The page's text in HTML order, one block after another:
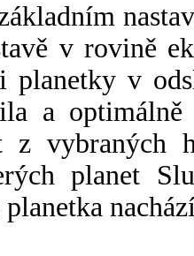
v rovině
planetky v
a
z vybraných
planet
planetka